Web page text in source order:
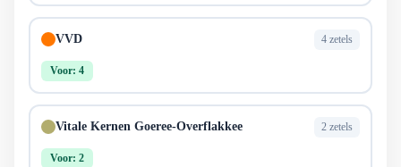
VVD 4 zetels
Voor: 4
Vitale Kernen Goeree-Overflakkee 2 zetels
Voor: 2